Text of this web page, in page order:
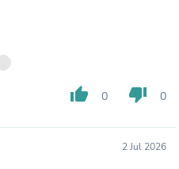
thumb_up 0 thumb_down 0
2 Jul 2026